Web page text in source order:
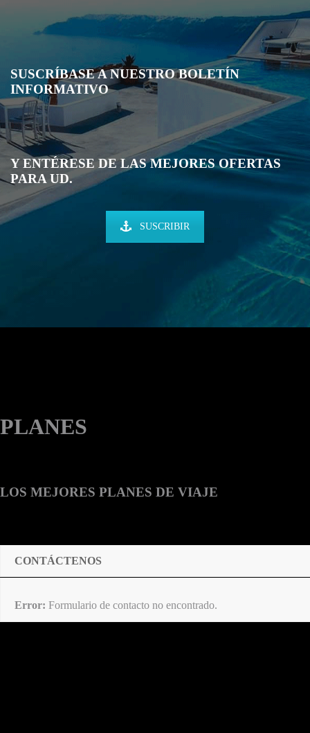
SUSCRÍBASE A NUESTRO BOLETÍN
INFORMATIVO
Y ENTÉRESE DE LAS MEJORES OFERTAS
PARA UD.
SUSCRIBIR
PLANES
LOS MEJORES PLANES DE VIAJE
CONTÁCTENOS
Error: Formulario de contacto no encontrado.